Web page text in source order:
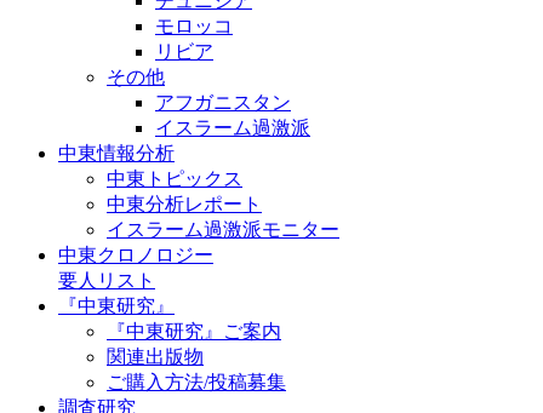
モロッコ
リビア
その他
アフガニスタン
イスラーム過激派
中東情報分析
中東トピックス
中東分析レポート
イスラーム過激派モニター
中東クロノロジー
要人リスト
『中東研究』
『中東研究』ご案内
関連出版物
ご購入方法/投稿募集
調査研究